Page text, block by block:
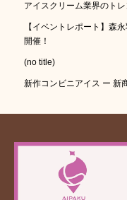
アイスクリーム業界のト
【イベントレポート】森
開催！
(no title)
新作コンビニアイス ー 新